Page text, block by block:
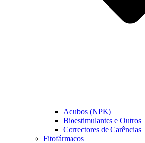
Adubos (NPK)
Bioestimulantes e Outros
Correctores de Carências
Fitofármacos